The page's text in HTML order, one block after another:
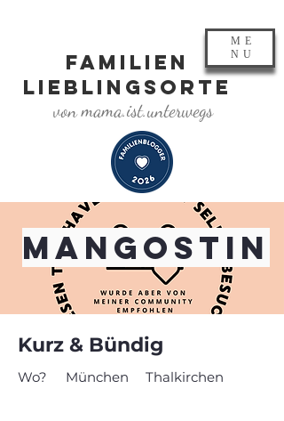
FAMILIEN
LIEBLINGSORTE
von mama.ist.unterwegs
ME
NU
Mangostin
Kurz & Bündig
Wo? München Thalkirchen